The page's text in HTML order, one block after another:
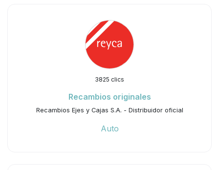
3825 clics
Recambios originales
Recambios Ejes y Cajas S.A. - Distribuidor oficial
Auto